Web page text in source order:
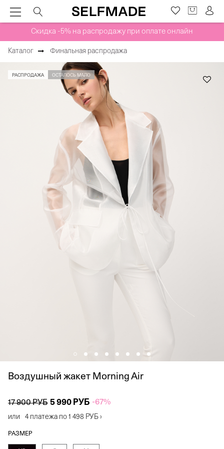
Скидка -5% на распродажу при оплате онлайн
Каталог Финальная распродажа
РАСПРОДАЖА ОСТАЛОСЬ МАЛО
Воздушный жакет Morning Air
17 900 РУБ 5 990 РУБ -67%
или 4 платежа по 1 498 РУБ ›
РАЗМЕР